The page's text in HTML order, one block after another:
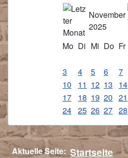
November
2025
Mo Di Mi Do Fr
3
4 5 6 7
10
11 12 13 14
17
18 19 20 21
24 25 26 27 28
Aktuelle Seite: Startseite